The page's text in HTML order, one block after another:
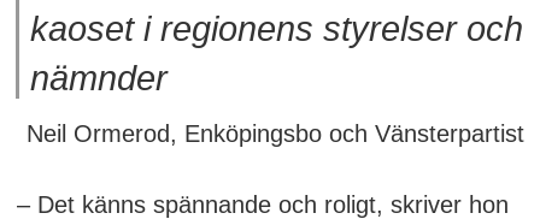
kaoset i regionens styrelser och
nämnder
Neil Ormerod, Enköpingsbo och Vänsterpartist
– Det känns spännande och roligt, skriver hon